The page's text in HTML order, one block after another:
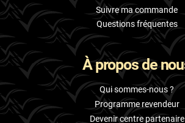
Suivre ma commande
Questions fréquentes
À propos de
Qui sommes-nous ?
Programme revendeur
Devenir centre partenaire